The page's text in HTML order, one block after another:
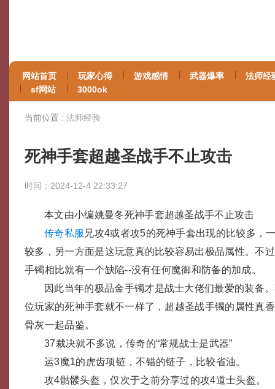
网站首页 玩家心得 游戏感情 武器爆率
法师经
sf网站
3000ok
当前位置 : 法师经验
死神手套超越圣战手不止攻击
时间：2024-12-4 22:33:27
本文由小编姚曼冬死神手套超越圣战手不止攻击
传奇私服 兄攻4或者攻5的死神手套出现的比较多，
较多，另一方面是这玩意真的比较容易出极品属性。不
手镯相比就有一个缺陷--没有任何魔御和防备的加成。
因此当年的极品金手镯才是战士大佬们最爱的装备
位玩家的死神手套就不一样了，超越圣战手镯的属性真
骨灰一起品鉴。
37裁决就不多说，传奇的“常规战士是武器”
运3魔1的虎齿项链，不错的链子，比较省油。
攻4骷髅头盔，仅次于之前分享过的攻4道士头盔。